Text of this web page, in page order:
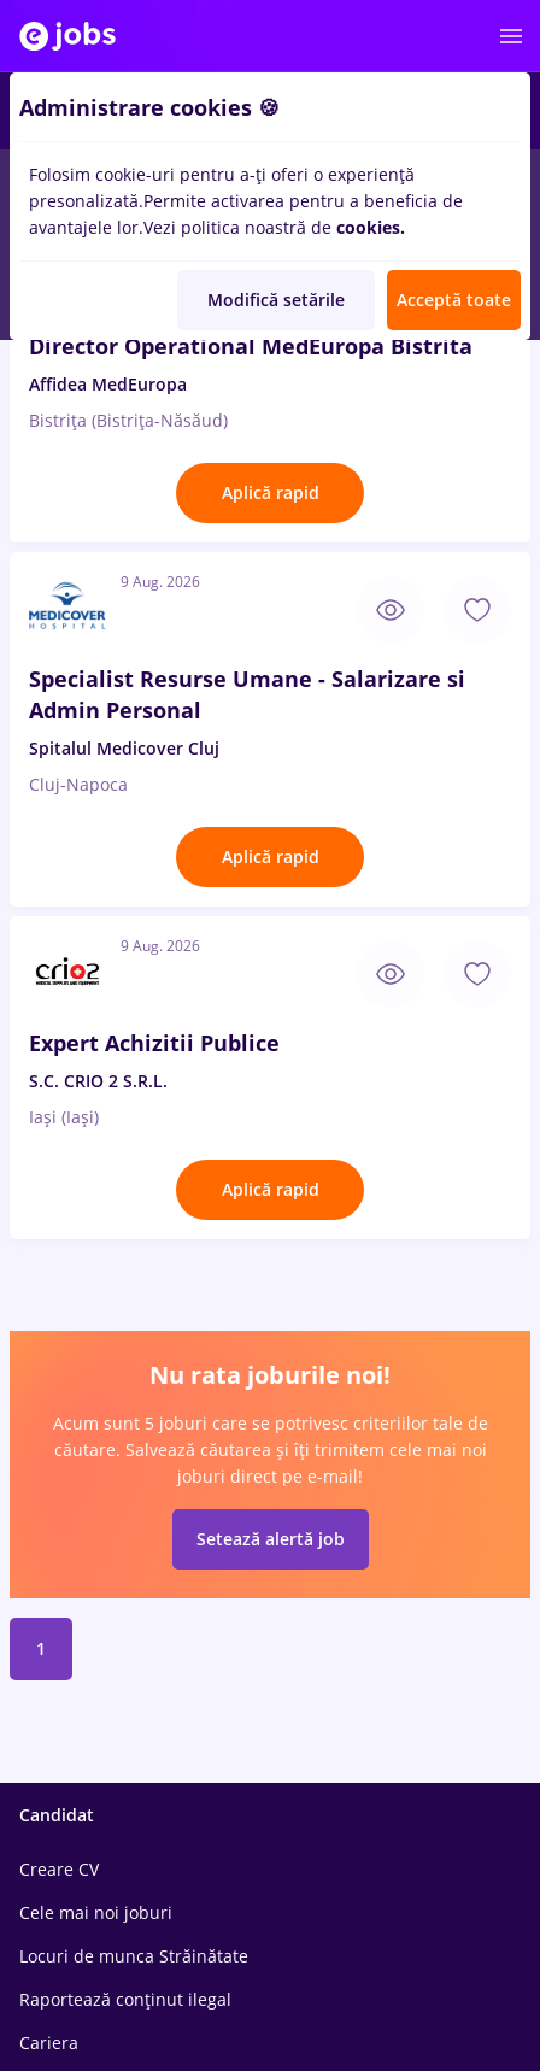
locuri de muncaeconomicinMedicina / Sanatate
Director Operational MedEuropa Bistrita
Affidea MedEuropa
Bistrița (Bistrița-Năsăud)
Aplică rapid
9 Aug. 2026
Specialist Resurse Umane - Salarizare si
Admin Personal
Spitalul Medicover Cluj
Cluj-Napoca
Aplică rapid
9 Aug. 2026
Expert Achizitii Publice
S.C. CRIO 2 S.R.L.
Iași (Iași)
Aplică rapid
Nu rata joburile noi!
Acum sunt 5 joburi care se potrivesc criteriilor tale de
căutare. Salvează căutarea și îți trimitem cele mai noi
joburi direct pe e-mail!
Setează alertă job
1
Candidat
Creare CV
Cele mai noi joburi
Locuri de munca Străinătate
Raportează conținut ilegal
Cariera
Administrare cookies 🍪
Folosim cookie-uri pentru a-ți oferi o experiență
presonalizată.Permite activarea pentru a beneficia de
avantajele lor.Vezi politica noastră de cookies.
Modifică setările Acceptă toate